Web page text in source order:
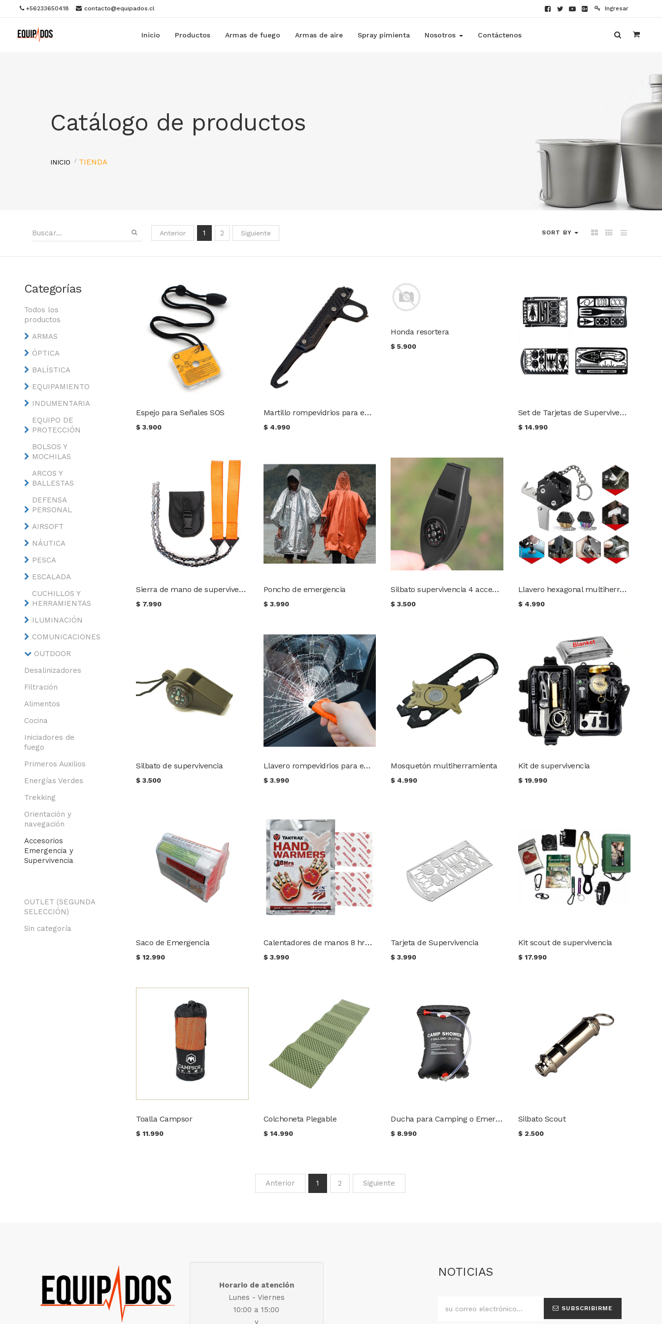
+56233650418 contacto@equipados.cl Ingresar
Inicio Productos Armas de fuego Armas de aire Spray pimienta Nosotros Contáctenos
Catálogo de productos
INICIO TIENDA
Anterior 1 2 Siguiente SORT BY
Categorías
Todos los
productos
ARMAS
ÓPTICA
BALÍSTICA
EQUIPAMIENTO
INDUMENTARIA
EQUIPO DE
PROTECCIÓN
BOLSOS Y
MOCHILAS
ARCOS Y
BALLESTAS
DEFENSA
PERSONAL
AIRSOFT
NÁUTICA
PESCA
ESCALADA
CUCHILLOS Y
HERRAMIENTAS
ILUMINACIÓN
COMUNICACIONES
OUTDOOR
Desalinizadores
Filtración
Alimentos
Cocina
Iniciadores de
fuego
Primeros Auxilios
Energías Verdes
Trekking
Orientación y
navegación
Accesorios
Emergencia y
Supervivencia
OUTLET (SEGUNDA
SELECCIÓN)
Sin categoría
Espejo para Señales SOS
$3.900
Martillo rompevidrios para emergencia vehicular
$ 4.990
Honda resortera
$5.900
Set de Tarjetas de Supervivencia
$ 14.990
Sierra de mano de supervivencia
$ 7.990
Poncho de emergencia
$ 3.990
Silbato supervivencia 4 accesorios
$3.500
Llavero hexagonal multiherramienta
$ 4.990
Silbato de supervivencia
$3.500
Llavero rompevidrios para emergencia vehicular
$ 3.990
Mosquetón multiherramienta
$ 4.990
Kit de supervivencia
$ 19.990
Saco de Emergencia
$12.990
Calentadores de manos 8 hrs Yaktrax
$ 3.990
Tarjeta de Supervivencia
$3.990
Kit scout de supervivencia
$ 17.990
Toalla Campsor
$11.990
Colchoneta Plegable
$ 14.990
Ducha para Camping o Emergencias 20L
$ 8.990
Silbato Scout
$ 2.500
Anterior 1 2 Siguiente
Horario de atención
Lunes - Viernes
10:00 a 15:00
y
NOTICIAS
SUBSCRIBIRME